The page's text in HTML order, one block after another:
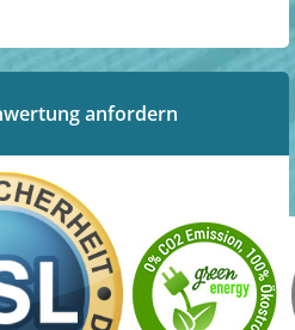
anfordern